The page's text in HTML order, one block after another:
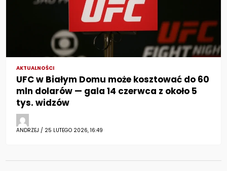
AKTUALNOŚCI
UFC w Białym Domu może kosztować do 60
mln dolarów — gala 14 czerwca z około 5
tys. widzów
ANDRZEJ / 25 LUTEGO 2026, 16:49